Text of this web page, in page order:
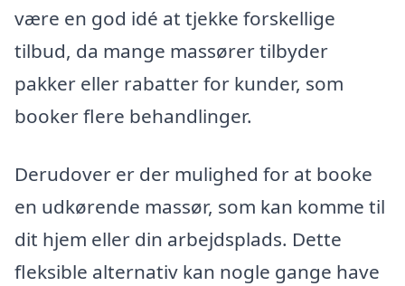
være en god idé at tjekke forskellige
tilbud, da mange massører tilbyder
pakker eller rabatter for kunder, som
booker flere behandlinger.
Derudover er der mulighed for at booke
en udkørende massør, som kan komme til
dit hjem eller din arbejdsplads. Dette
fleksible alternativ kan nogle gange have